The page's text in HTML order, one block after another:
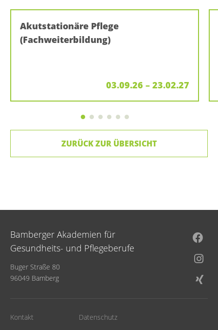
Akutstationäre Pflege
(Fachweiterbildung)
03.09.26 – 23.02.27
ZURÜCK ZUR ÜBERSICHT
Bamberger Akademien für
Gesundheits- und Pflegeberufe
Buger Straße 80
96049 Bamberg
Kontakt
Datenschutz